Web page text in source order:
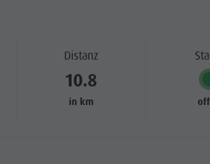
Distanz
10.8
in km